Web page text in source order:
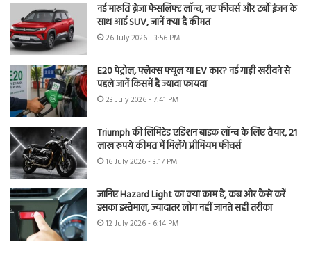
नई मारुति ब्रेजा फेसलिफ्ट लॉन्च, नए फीचर्स और टर्बो इंजन के
साथ आई SUV, जानें क्या है कीमत
26 July 2026 - 3:56 PM
E20 पेट्रोल, फ्लेक्स फ्यूल या EV कार? नई गाड़ी खरीदने से
पहले जानें किसमें है ज्यादा फायदा
23 July 2026 - 7:41 PM
Triumph की लिमिटेड एडिशन बाइक लॉन्च के लिए तैयार, 21
लाख रुपये कीमत में मिलेंगे प्रीमियम फीचर्स
16 July 2026 - 3:17 PM
जानिए Hazard Light का क्या काम है, कब और कैसे करें
इसका इस्तेमाल, ज्यादातर लोग नहीं जानते सही तरीका
12 July 2026 - 6:14 PM